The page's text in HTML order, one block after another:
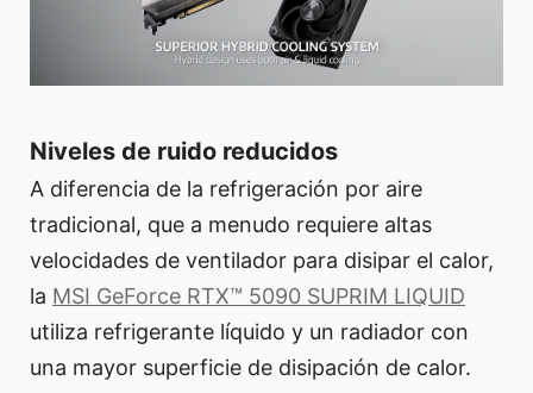
Niveles de ruido reducidos
A diferencia de la refrigeración por aire
tradicional, que a menudo requiere altas
velocidades de ventilador para disipar el calor,
la MSI GeForce RTX™ 5090 SUPRIM LIQUID
utiliza refrigerante líquido y un radiador con
una mayor superficie de disipación de calor.